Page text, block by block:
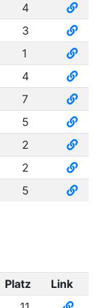
4
3
1
4
7
5
2
2
5
Platz
Link